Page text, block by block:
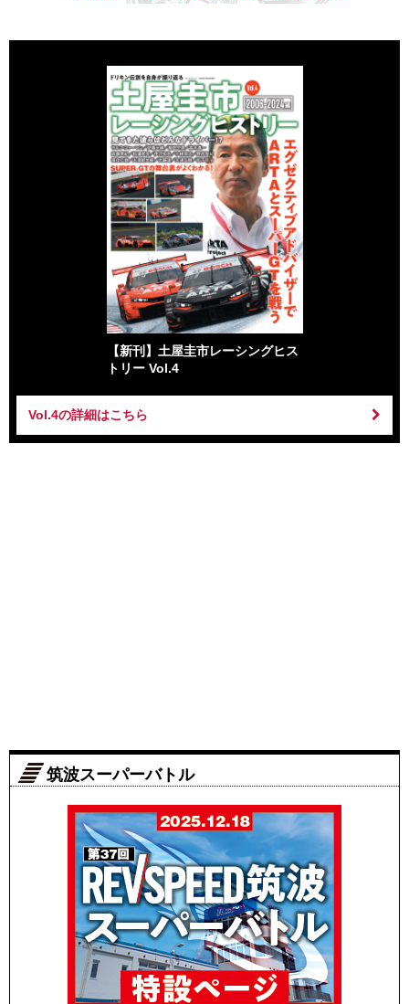
【新刊】土屋圭市レーシングヒス
トリー Vol.4
Vol.4の詳細はこちら
筑波スーパーバトル